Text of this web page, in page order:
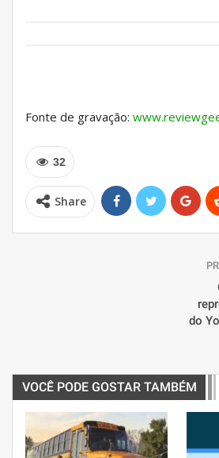
Fonte de gravação:
32
Share
do
VOCÊ PODE GOSTAR TAMBÉM